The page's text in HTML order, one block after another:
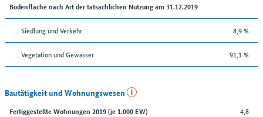
Bodenfläche nach Art der tatsächlichen Nutzung am 31.12.2019
… Siedlung und Verkehr 8,9 %
… Vegetation und Gewässer 91,1 %
Bautätigkeit und Wohnungswesen
Fertiggestellte Wohnungen 2019 (je 1.000 EW) 4,8